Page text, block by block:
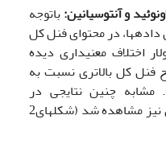
و آنتوسیانین:باتوجه
داده­ها، در محتوای فنل کل
400 و 600 میلی­مولار اختلاف معنی­داری دیده
فنل کل بالاتری نسبت به
شاهد بودند (شکل1). مشابه چنین نتایجی در
محتوای فلاونوئید کل و آنتوسیانین نیز مشاهده شد (شکل­های2